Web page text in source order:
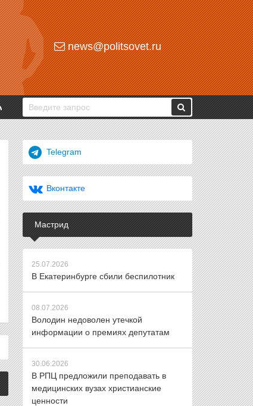
news@politsovet.ru
Telegram
Вконтакте
Мастрид
25.07.2026
В Екатеринбурге сбили беспилотник
08.07.2026
Володин недоволен утечкой
информации о премиях депутатам
30.06.2026
В РПЦ предложили преподавать в
медицинских вузах христианские
ценности